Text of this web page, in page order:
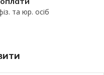
та юр. осіб